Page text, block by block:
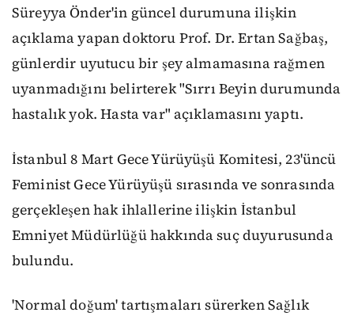
Süreyya Önder'in güncel durumuna ilişkin
açıklama yapan doktoru Prof. Dr. Ertan Sağbaş,
günlerdir uyutucu bir şey almamasına rağmen
uyanmadığını belirterek "Sırrı Beyin durumunda
hastalık yok. Hasta var" açıklamasını yaptı.
İstanbul 8 Mart Gece Yürüyüşü Komitesi, 23'üncü
Feminist Gece Yürüyüşü sırasında ve sonrasında
gerçekleşen hak ihlallerine ilişkin İstanbul
Emniyet Müdürlüğü hakkında suç duyurusunda
bulundu.
'Normal doğum' tartışmaları sürerken Sağlık